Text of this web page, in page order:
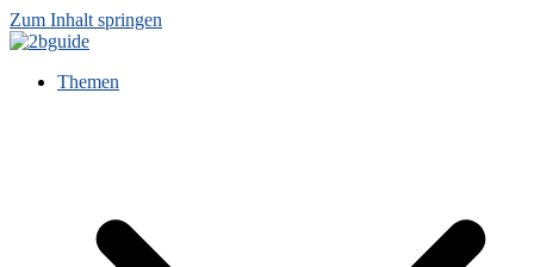
Zum Inhalt springen
Themen